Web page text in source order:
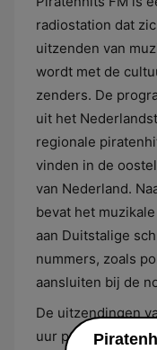
radiostation dat
uitzenden van
wordt met de
zenders. De
uit het
regionale
vinden in de
van Nederland.
bevat het
aan Duitstalige
nummers, zoals
aansluiten bij de
De uitzendingen
uur per dag